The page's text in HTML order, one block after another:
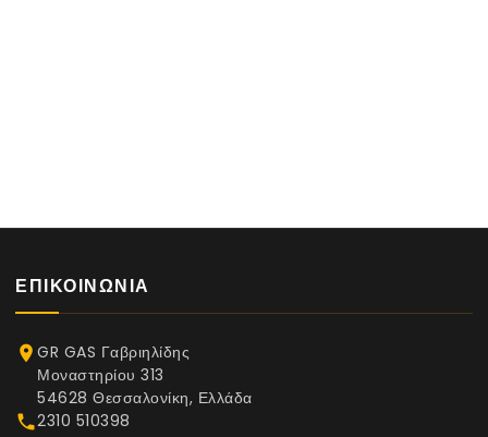
ΕΠΙΚΟΙΝΩΝΊΑ
place GR GAS Γαβριηλίδης
Μοναστηρίου 313
54628 Θεσσαλονίκη, Ελλάδα
phone2310 510398